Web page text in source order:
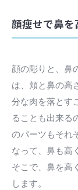
顔痩せで鼻を
顔の彫りと、鼻
は、頬と鼻の高
分な肉を落とす
ることも出来る
のパーツもそれ
なって、鼻も高
そこで、鼻を高
します。